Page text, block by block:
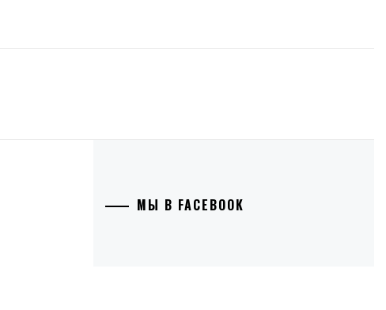
МЫ В FACEBOOK